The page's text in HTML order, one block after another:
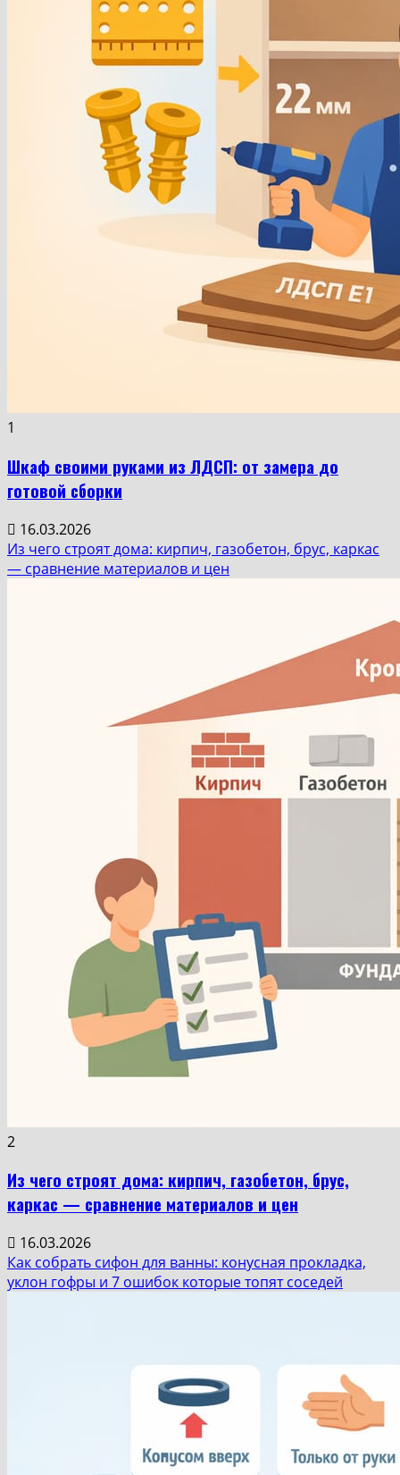
1
Шкаф своими руками из ЛДСП: от замера до
готовой сборки
16.03.2026
Из чего строят дома: кирпич, газобетон, брус, каркас
— сравнение материалов и цен
2
Из чего строят дома: кирпич, газобетон, брус,
каркас — сравнение материалов и цен
16.03.2026
Как собрать сифон для ванны: конусная прокладка,
уклон гофры и 7 ошибок которые топят соседей